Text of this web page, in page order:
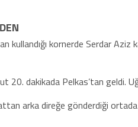
kullandığı kornerde Serdar
20. dakikada Pelkas’tan geldi.
arka direğe gönderdiği